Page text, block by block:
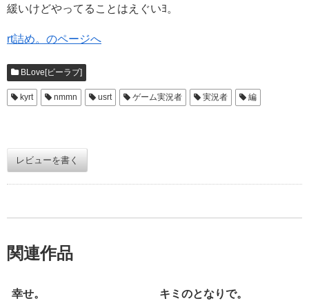
緩いけどやってることはえぐいﾖ。
rt詰め。のページへ
BLove[ビーラブ]
kyrt nmmn usrt ゲーム実況者 実況者 編
レビューを書く
関連作品
幸せ。 キミのとなりで。